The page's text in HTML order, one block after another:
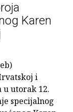
Karen
i
utorak 12.
specijalnog